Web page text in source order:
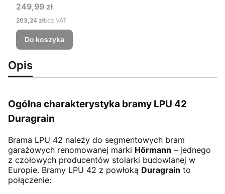
Cena
249,99 zł
Cena
203,24 złbez VAT
Do koszyka
Opis
Ogólna charakterystyka bramy LPU 42
Duragrain
Brama LPU 42 należy do segmentowych bram
garażowych renomowanej marki Hörmann – jednego
z czołowych producentów stolarki budowlanej w
Europie. Bramy LPU 42 z powłoką Duragrain to
połączenie: